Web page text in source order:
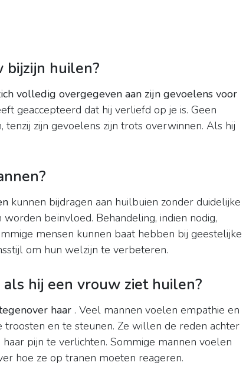
bijzijn huilen?
volledig overgegeven aan zijn gevoelens voor
geaccepteerd dat hij verliefd op je is. Geen
zijn gevoelens zijn trots overwinnen. Als hij
kunnen bijdragen aan huilbuien zonder duidelijke
beïnvloed. Behandeling, indien nodig,
mensen kunnen baat hebben bij geestelijke
om hun welzijn te verbeteren.
hij een vrouw ziet huilen?
haar . Veel mannen voelen empathie en
en te steunen. Ze willen de reden achter
pijn te verlichten. Sommige mannen voelen
hoe ze op tranen moeten reageren.